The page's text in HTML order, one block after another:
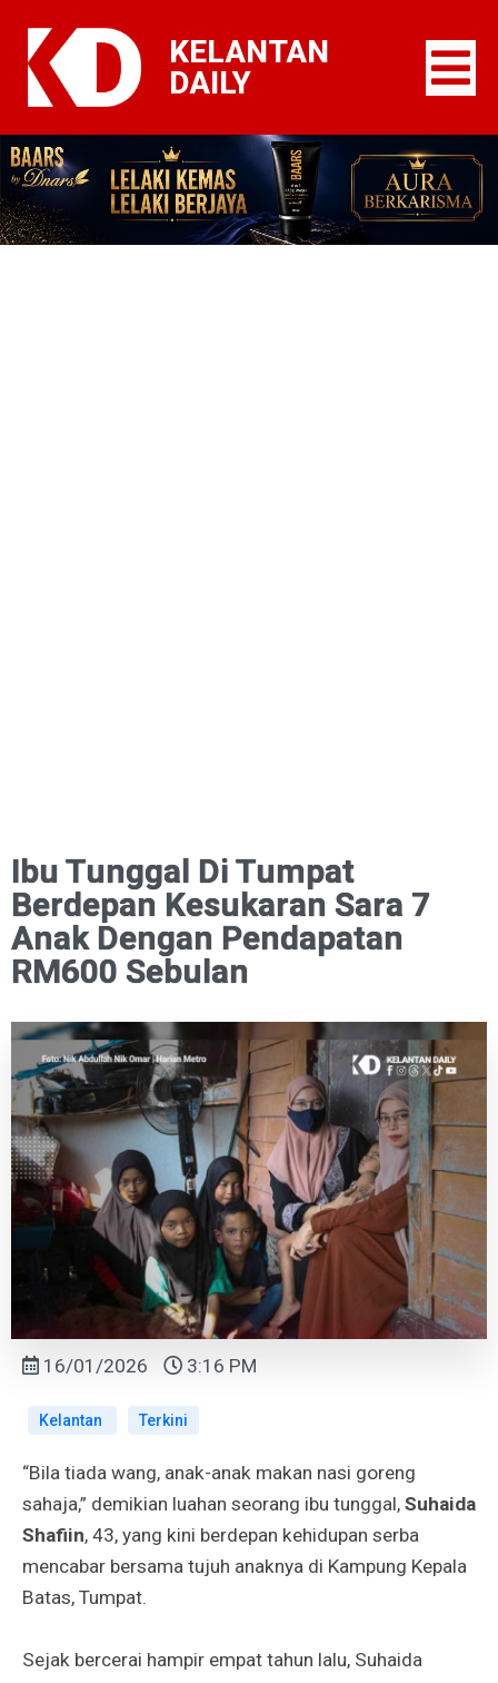
KELANTAN
DAILY
Ibu Tunggal Di Tumpat
Berdepan Kesukaran Sara 7
Anak Dengan Pendapatan
RM600 Sebulan
16/01/2026 3:16 PM
Kelantan Terkini
“Bila tiada wang, anak-anak makan nasi goreng
sahaja,” demikian luahan seorang ibu tunggal, Suhaida
Shafiin, 43, yang kini berdepan kehidupan serba
mencabar bersama tujuh anaknya di Kampung Kepala
Batas, Tumpat.
Sejak bercerai hampir empat tahun lalu, Suhaida